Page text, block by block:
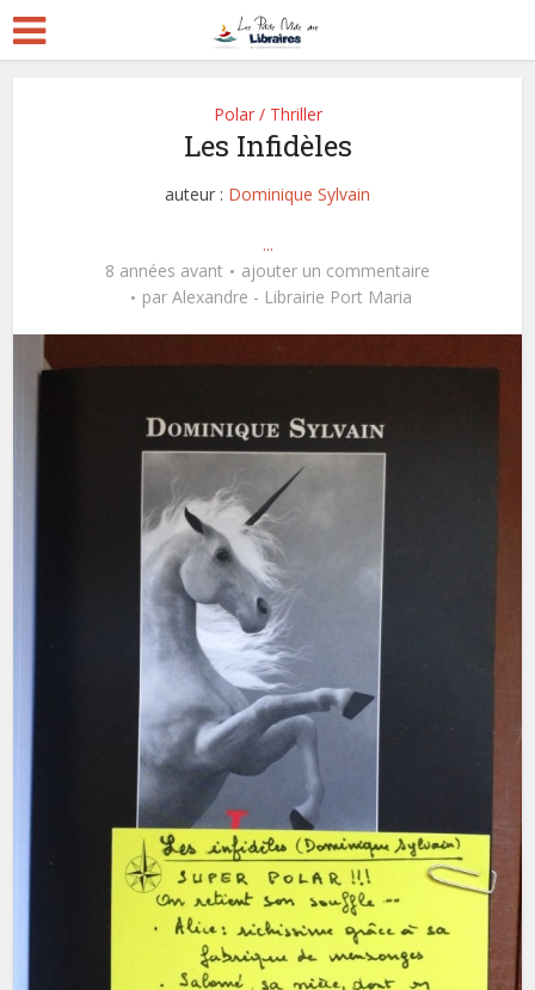
Polar / Thriller
Les Infidèles
auteur : Dominique Sylvain
...
8 années avant
ajouter un commentaire
par Alexandre - Librairie Port Maria